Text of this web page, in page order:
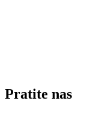
Pratite nas